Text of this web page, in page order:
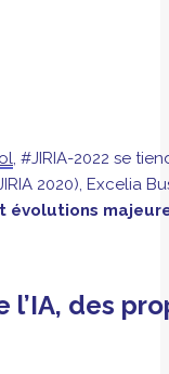
, #JIRIA-2022 se
2020),
l’IA, des